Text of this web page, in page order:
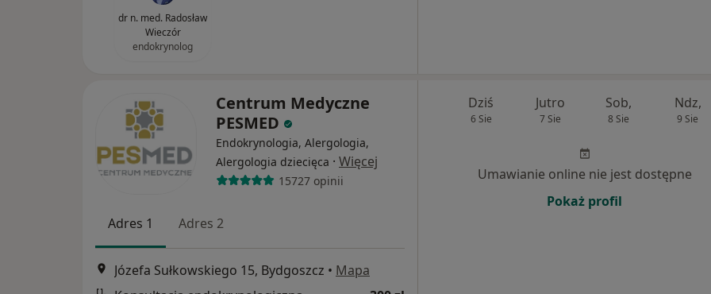
dr n. med. Radosław
Wieczór
endokrynolog
Centrum Medyczne
PESMED
Endokrynologia, Alergologia,
Alergologia dziecięca · Więcej
15727 opinii
Adres 1 Adres 2
Józefa Sułkowskiego 15, Bydgoszcz • Mapa
Dziś
6 Sie
Jutro
7 Sie
Sob,
8 Sie
Ndz,
9 Sie
Umawianie online nie jest dostępne
Pokaż profil